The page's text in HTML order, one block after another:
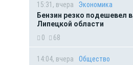
15:31, вчера
Экономика
Бензин резко подешевел в
Липецкой области
0
68
14:04, вчера
Общество